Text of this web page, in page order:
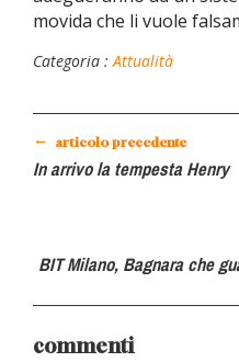
movida che li vuole
Categoria :Attualità
← articolo precedente
In arrivo la tempesta Henry
BIT Milano, Bagnara che
commenti